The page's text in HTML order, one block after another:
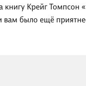
Крейг Томпсон
вам было ещё